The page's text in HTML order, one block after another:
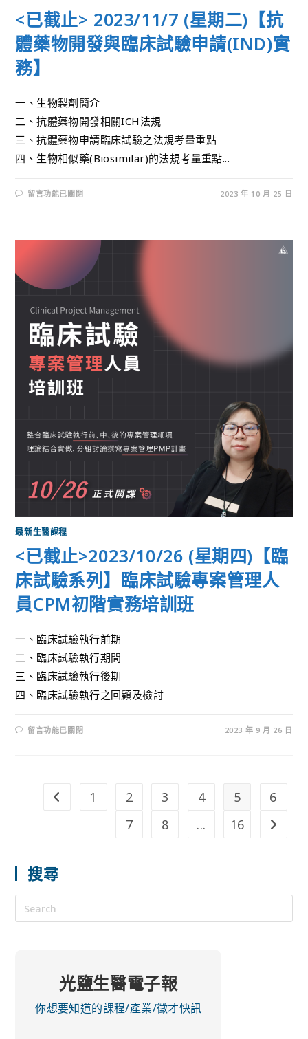
<已截止> 2023/11/7 (星期二)【抗
體藥物開發與臨床試驗申請(IND)實
務】
一、生物製劑簡介
二、抗體藥物開發相關ICH法規
三、抗體藥物申請臨床試驗之法規考量重點
四、生物相似藥(Biosimilar)的法規考量重點...
留言功能已關閉 2023 年 10 月 25 日
最新生醫課程
<已截止>2023/10/26 (星期四)【臨
床試驗系列】臨床試驗專案管理人
員CPM初階實務培訓班
一、臨床試驗執行前期
二、臨床試驗執行期間
三、臨床試驗執行後期
四、臨床試驗執行之回顧及檢討
留言功能已關閉 2023 年 9 月 26 日
1 2 3 4 5
6
7
8 ... 16
搜尋
光鹽生醫電子報
你想要知道的課程/產業/徵才快訊